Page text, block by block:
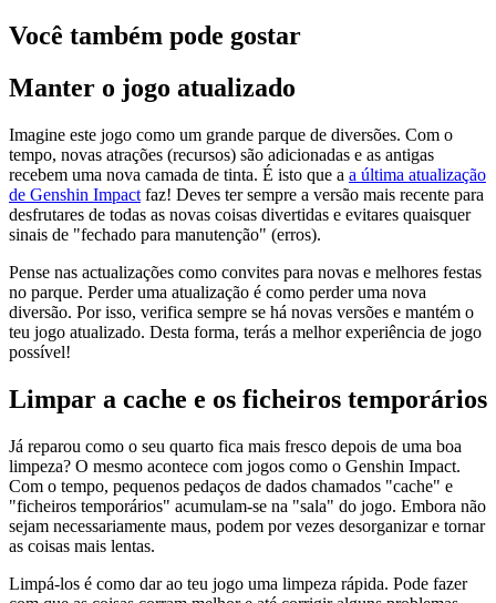
Você também pode gostar
Manter o jogo atualizado
Imagine este jogo como um grande parque de diversões. Com o
tempo, novas atrações (recursos) são adicionadas e as antigas
recebem uma nova camada de tinta. É isto que a a última atualização
de Genshin Impact faz! Deves ter sempre a versão mais recente para
desfrutares de todas as novas coisas divertidas e evitares quaisquer
sinais de "fechado para manutenção" (erros).
Pense nas actualizações como convites para novas e melhores festas
no parque. Perder uma atualização é como perder uma nova
diversão. Por isso, verifica sempre se há novas versões e mantém o
teu jogo atualizado. Desta forma, terás a melhor experiência de jogo
possível!
Limpar a cache e os ficheiros temporários
Já reparou como o seu quarto fica mais fresco depois de uma boa
limpeza? O mesmo acontece com jogos como o Genshin Impact.
Com o tempo, pequenos pedaços de dados chamados "cache" e
"ficheiros temporários" acumulam-se na "sala" do jogo. Embora não
sejam necessariamente maus, podem por vezes desorganizar e tornar
as coisas mais lentas.
Limpá-los é como dar ao teu jogo uma limpeza rápida. Pode fazer